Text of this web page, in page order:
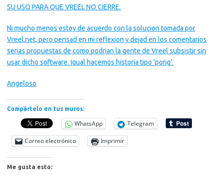
SU USO PARA QUE VREEL NO CIERRE.
Ni mucho menos estoy de acuerdo con la solucion tomada por
Vreel.net, pero pensad en mi reflexion y dejad en los comentarios
serias propuestas de como podrian la gente de Vreel subsistir sin
usar dicho software. Igual hacemos historia tipo 'pong'.
Angeloso
Compártelo en tus muros:
WhatsApp Telegram
Correo electrónico Imprimir
Me gusta esto: